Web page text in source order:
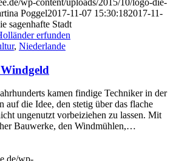
wp-content/uploads/2015/10/logo-die-
Poggel2017-11-07 15:30:182017-11-
sagenhafte Stadt
, Niederlande
kamen findige Techniker in der
auf die Idee, den stetig über das flache
ungenutzt vorbeiziehen zu lassen. Mit
Bauwerke, den Windmühlen,…